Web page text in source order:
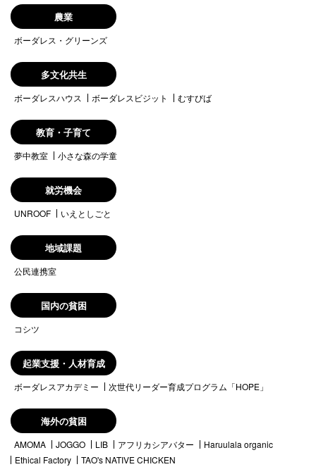
農業
ボーダレス・グリーンズ
多文化共生
ボーダレスハウス ボーダレスビジット むすびば
教育・子育て
夢中教室 小さな森の学童
就労機会
UNROOF いえとしごと
地域課題
公民連携室
国内の貧困
コシツ
起業支援・人材育成
ボーダレスアカデミー 次世代リーダー育成プログラム「HOPE」
海外の貧困
AMOMA JOGGO LIB アフリカシアバター
Haruulala organic
Ethical Factory
TAO's NATIVE CHICKEN